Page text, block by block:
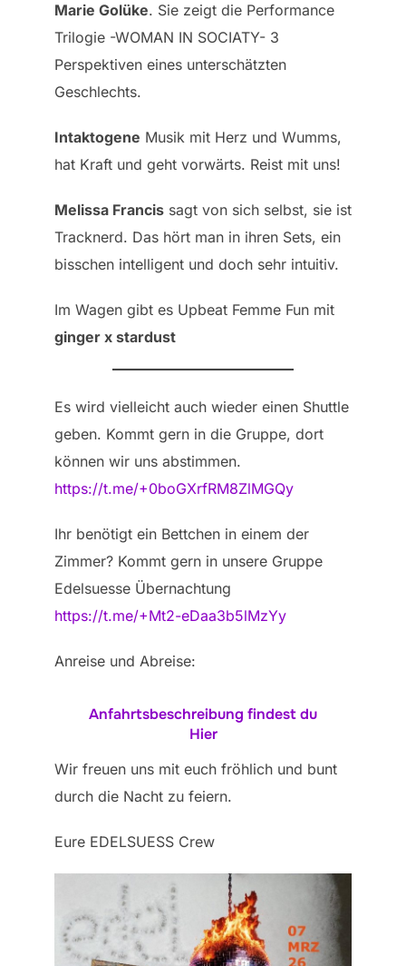
Marie Golüke. Sie zeigt die Performance
Trilogie -WOMAN IN SOCIATY- 3
Perspektiven eines unterschätzten
Geschlechts.
Intaktogene Musik mit Herz und Wumms,
hat Kraft und geht vorwärts. Reist mit uns!
Melissa Francis sagt von sich selbst, sie ist
Tracknerd. Das hört man in ihren Sets, ein
bisschen intelligent und doch sehr intuitiv.
Im Wagen gibt es Upbeat Femme Fun mit
ginger x stardust
Es wird vielleicht auch wieder einen Shuttle
geben. Kommt gern in die Gruppe, dort
können wir uns abstimmen.
https://t.me/+0boGXrfRM8ZlMGQy
Ihr benötigt ein Bettchen in einem der
Zimmer? Kommt gern in unsere Gruppe
Edelsuesse Übernachtung
https://t.me/+Mt2-eDaa3b5lMzYy
Anreise und Abreise:
Anfahrtsbeschreibung findest du
Hier
Wir freuen uns mit euch fröhlich und bunt
durch die Nacht zu feiern.
Eure EDELSUESS Crew